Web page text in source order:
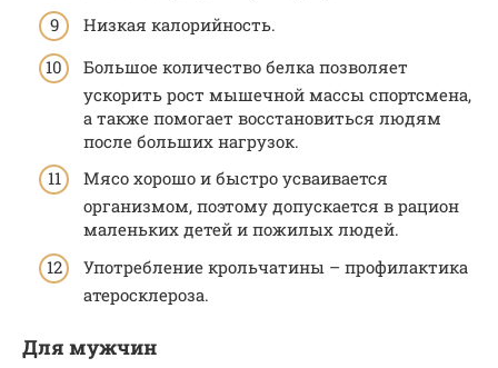
Низкая калорийность.
Большое количество белка позволяет
ускорить рост мышечной массы спортсмена,
а также помогает восстановиться людям
после больших нагрузок.
Мясо хорошо и быстро усваивается
организмом, поэтому допускается в рацион
маленьких детей и пожилых людей.
Употребление крольчатины – профилактика
атеросклероза.
Для мужчин